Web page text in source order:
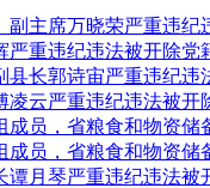
副主席万晓荣严重违纪
严重违纪违法被开除党
县长郭诗宙严重违纪违
凌云严重违纪违法被开
成员，省粮食和物资
成员，省粮食和物资
谭月琴严重违纪违法被